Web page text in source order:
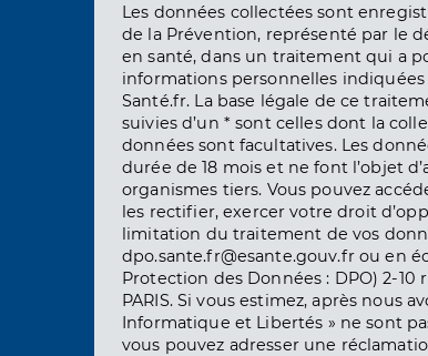
Les données collectées sont
de la Prévention, représenté par le
en santé, dans un traitement qui a
informations personnelles
Santé.fr. La base légale de ce
suivies d’un * sont celles dont la
données sont facultatives. Les
durée de 18 mois et ne font l’objet
organismes tiers. Vous pouvez
les rectifier, exercer votre droit
limitation du traitement de vos
dpo.sante.fr@esante.gouv.fr ou en
Protection des Données : DPO) 2-10
PARIS. Si vous estimez, après nous
Informatique et Libertés » ne sont
vous pouvez adresser une